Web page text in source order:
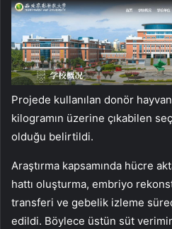
Projede kullanılan donör
kilogramın üzerine çıkabilen
olduğu belirtildi.
Araştırma kapsamında hücre
hattı oluşturma, embriyo
transferi ve gebelik izleme
edildi. Böylece üstün süt